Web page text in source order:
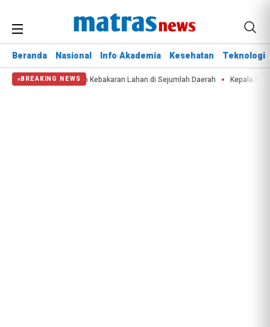
Beranda Nasional Info Akademia Kesehatan Teknologi
BREAKING NEWS
Perparah Krisis Air dan Kebakaran Lahan di Sejumlah Daerah Kepala